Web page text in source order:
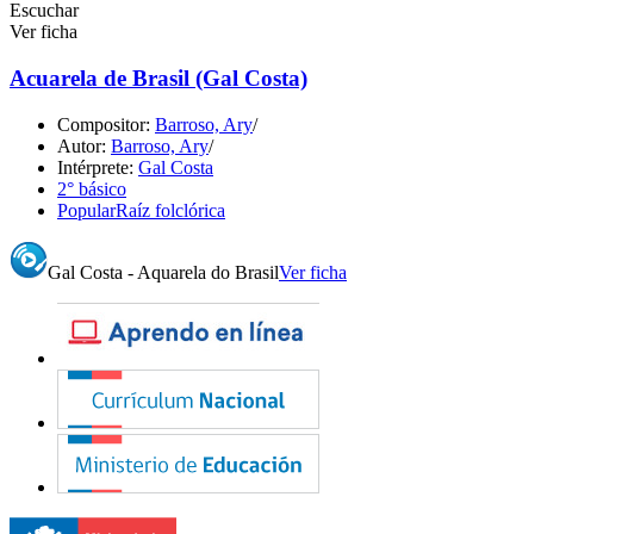
Escuchar
Ver ficha
Acuarela de Brasil (Gal Costa)
Compositor: Barroso, Ary/
Autor: Barroso, Ary/
Intérprete: Gal Costa
2° básico
PopularRaíz folclórica
Gal Costa - Aquarela do BrasilVer ficha